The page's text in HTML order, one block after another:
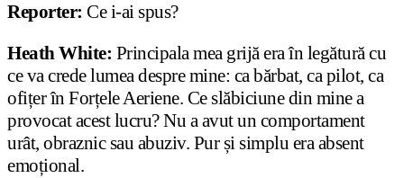
Reporter: Ce i-ai spus?
Heath White: Principala mea grijă era în legătură cu
ce va crede lumea despre mine: ca bărbat, ca pilot, ca
ofițer în Forțele Aeriene. Ce slăbiciune din mine a
provocat acest lucru? Nu a avut un comportament
urât, obraznic sau abuziv. Pur și simplu era absent
emoțional.